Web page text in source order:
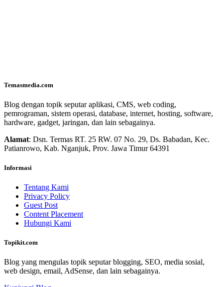
Temasmedia.com
Blog dengan topik seputar aplikasi, CMS, web coding,
pemrograman, sistem operasi, database, internet, hosting, software,
hardware, gadget, jaringan, dan lain sebagainya.
Alamat: Dsn. Termas RT. 25 RW. 07 No. 29, Ds. Babadan, Kec.
Patianrowo, Kab. Nganjuk, Prov. Jawa Timur 64391
Informasi
Tentang Kami
Privacy Policy
Guest Post
Content Placement
Hubungi Kami
Topikit.com
Blog yang mengulas topik seputar blogging, SEO, media sosial,
web design, email, AdSense, dan lain sebagainya.